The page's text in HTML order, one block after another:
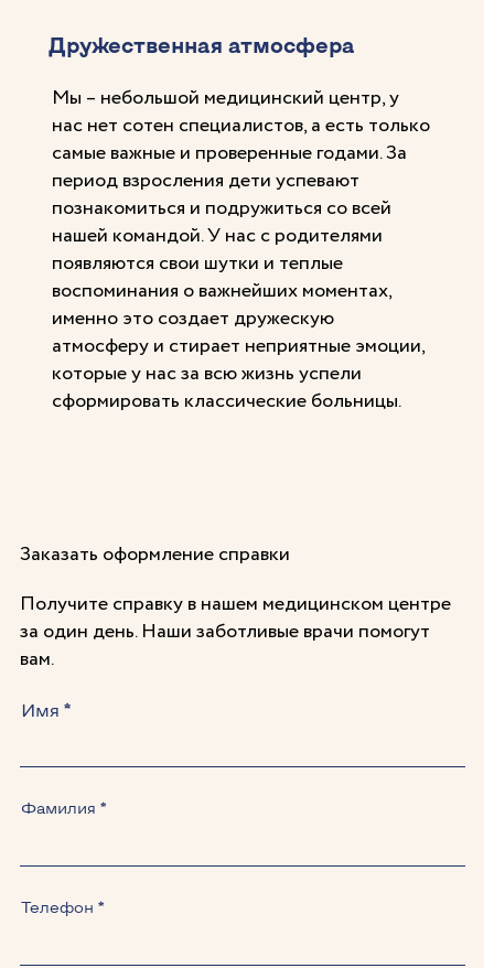
Мы – небольшой медицинский центр, у
нас нет сотен специалистов, а есть только
самые важные и проверенные годами. За
период взросления дети успевают
познакомиться и подружиться со всей
нашей командой. У нас с родителями
появляются свои шутки и теплые
воспоминания о важнейших моментах,
именно это создает дружескую
атмосферу и стирает неприятные эмоции,
которые у нас за всю жизнь успели
сформировать классические больницы.
Дружественная атмосфера
Заказать оформление справки
Получите справку в нашем медицинском центре
за один день. Наши заботливые врачи помогут
вам.
Имя
Фамилия
Телефон